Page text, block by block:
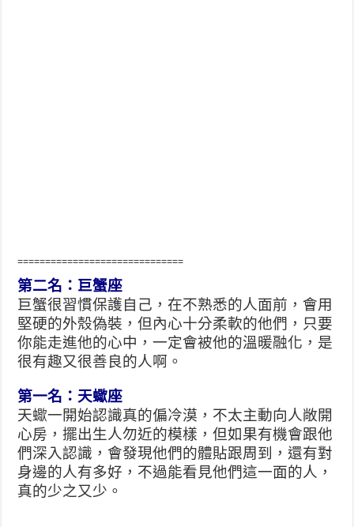
==============================
第二名：巨蟹座
巨蟹很習慣保護自己，在不熟悉的人面前，會用
堅硬的外殼偽裝，但內心十分柔軟的他們，只要
你能走進他的心中，一定會被他的溫暖融化，是
很有趣又很善良的人啊。
第一名：天蠍座
天蠍一開始認識真的偏冷漠，不太主動向人敞開
心房，擺出生人勿近的模樣，但如果有機會跟他
們深入認識，會發現他們的體貼跟周到，還有對
身邊的人有多好，不過能看見他們這一面的人，
真的少之又少。